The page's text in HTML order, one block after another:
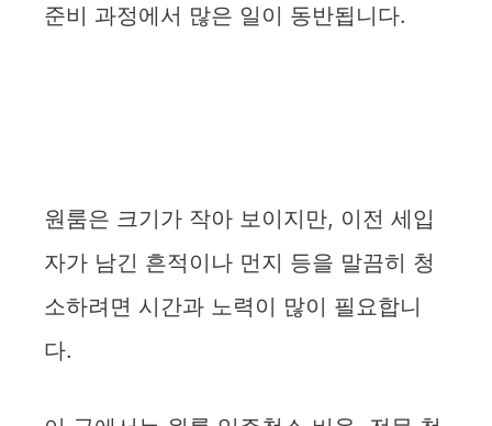
준비 과정에서 많은 일이 동반됩니다.
원룸은 크기가 작아 보이지만, 이전 세입
자가 남긴 흔적이나 먼지 등을 말끔히 청
소하려면 시간과 노력이 많이 필요합니
다.